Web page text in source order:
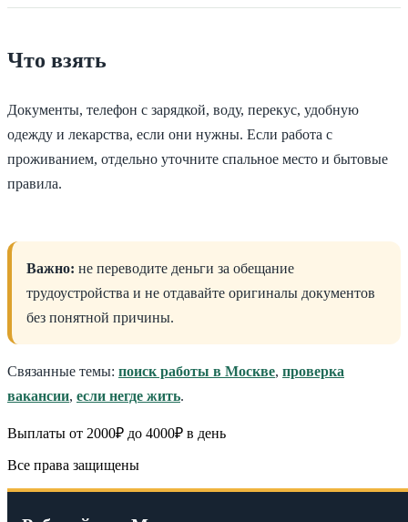
Что взять
Документы, телефон с зарядкой, воду, перекус, удобную
одежду и лекарства, если они нужны. Если работа с
проживанием, отдельно уточните спальное место и бытовые
правила.
Важно: не переводите деньги за обещание
трудоустройства и не отдавайте оригиналы документов
без понятной причины.
Связанные темы: поиск работы в Москве, проверка
вакансии, если негде жить.
Выплаты от 2000₽ до 4000₽ в день
Все права защищены